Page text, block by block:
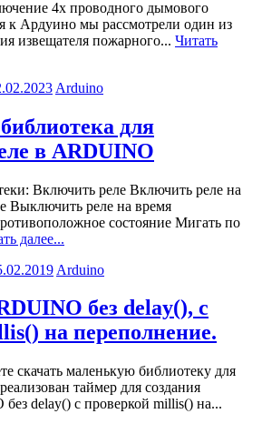
4х проводного дымового
к Ардуино мы рассмотрели один из
извещателя пожарного... Читать
Arduino
для
в ARDUINO
Включить реле Включить реле на
Выключить реле на время
состояние Мигать по
далее...
Arduino
без delay(), с
на переполнение.
скачать маленькую библиотеку для
таймер для создания
delay() с проверкой millis() на...